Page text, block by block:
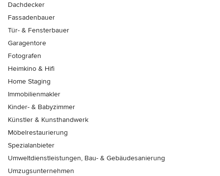
Dachdecker
Fassadenbauer
Tür- & Fensterbauer
Garagentore
Fotografen
Heimkino & Hifi
Home Staging
Immobilienmakler
Kinder- & Babyzimmer
Künstler & Kunsthandwerk
Möbelrestaurierung
Spezialanbieter
Umweltdienstleistungen, Bau- & Gebäudesanierung
Umzugsunternehmen